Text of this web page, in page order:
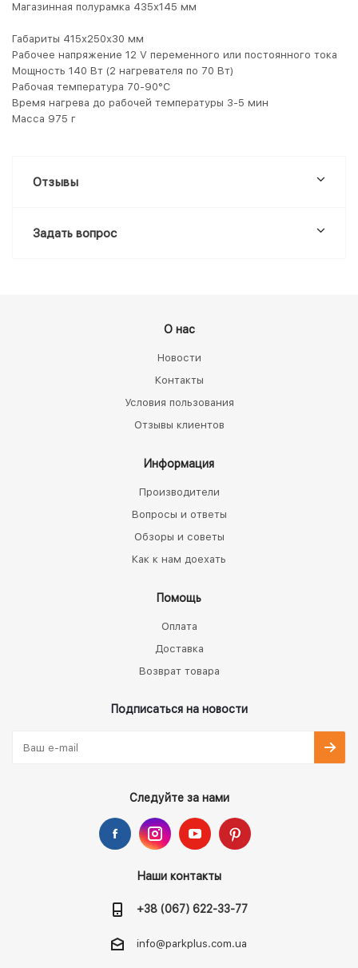
Магазинная полурамка 435х145 мм
Габариты 415х250х30 мм
Рабочее напряжение 12 V переменного или постоянного тока
Мощность 140 Вт (2 нагревателя по 70 Вт)
Рабочая температура 70-90°C
Время нагрева до рабочей температуры 3-5 мин
Масса 975 г
Отзывы
Задать вопрос
О нас
Новости
Контакты
Условия пользования
Отзывы клиентов
Информация
Производители
Вопросы и ответы
Обзоры и советы
Как к нам доехать
Помощь
Оплата
Доставка
Возврат товара
Подписаться на новости
Следуйте за нами
Наши контакты
+38 (067) 622-33-77
info@parkplus.com.ua